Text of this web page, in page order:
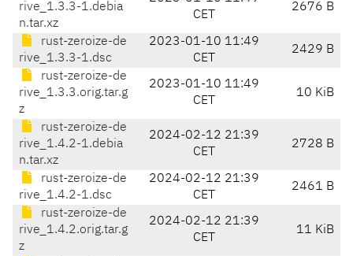
rive_1.3.3-1.debia
n.tar.xz
CET
2676 B
rust-zeroize-de
rive_1.3.3-1.dsc
2023-01-10 11:49
CET
2429 B
rust-zeroize-de
rive_1.3.3.orig.tar.g
z
2023-01-10 11:49
CET
10 KiB
rust-zeroize-de
rive_1.4.2-1.debia
n.tar.xz
2024-02-12 21:39
CET
2728 B
rust-zeroize-de
rive_1.4.2-1.dsc
2024-02-12 21:39
CET
2461 B
rust-zeroize-de
rive_1.4.2.orig.tar.g
z
2024-02-12 21:39
CET
11 KiB